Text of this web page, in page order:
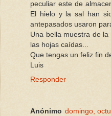
peculiar este de
El hielo y la sal han
antepasados usaron
Una bella muestra de
las hojas caídas...
Que tengas un feliz fin
Luis
Responder
Anónimo domingo,